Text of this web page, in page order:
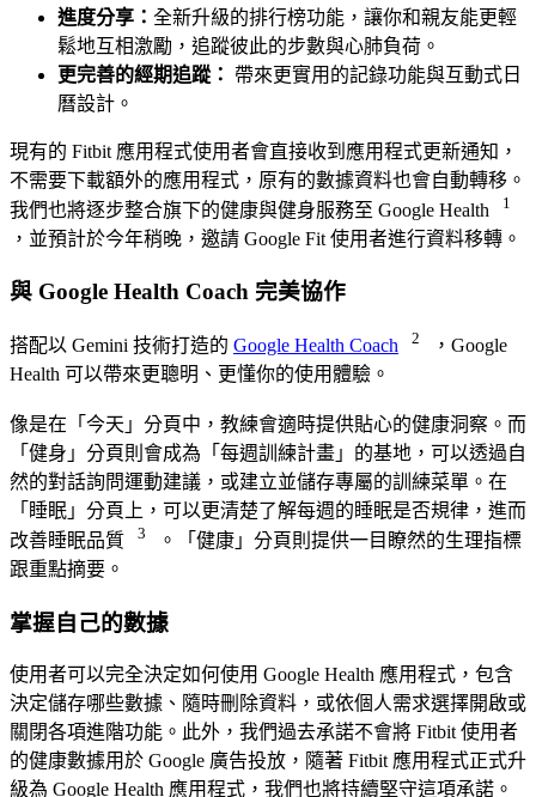
進度分享： 全新升級的排行榜功能，讓你和親友能更輕
鬆地互相激勵，追蹤彼此的步數與心肺負荷。
更完善的經期追蹤：
帶來更實用的記錄功能與互動式日
曆設計。
現有的 Fitbit 應用程式使用者會直接收到應用程式更新通知，
不需要下載額外的應用程式，原有的數據資料也會自動轉移。
我們也將逐步整合旗下的健康與健身服務至 Google Health
1
，並預計於今年稍晚，邀請 Google Fit 使用者進行資料移轉。
與 Google Health Coach 完美協作
搭配以 Gemini 技術打造的 Google Health Coach 2
，Google
Health 可以帶來更聰明、更懂你的使用體驗。
像是在「今天」分頁中，教練會適時提供貼心的健康洞察。而
「健身」分頁則會成為「每週訓練計畫」的基地，可以透過自
然的對話詢問運動建議，或建立並儲存專屬的訓練菜單。在
「睡眠」分頁上，可以更清楚了解每週的睡眠是否規律，進而
改善睡眠品質
3
。「健康」分頁則提供一目瞭然的生理指標
跟重點摘要。
掌握自己的數據
使用者可以完全決定如何使用 Google Health 應用程式，包含
決定儲存哪些數據、隨時刪除資料，或依個人需求選擇開啟或
關閉各項進階功能。此外，我們過去承諾不會將 Fitbit 使用者
的健康數據用於 Google 廣告投放，隨著 Fitbit 應用程式正式升
級為 Google Health 應用程式，我們也將持續堅守這項承諾。